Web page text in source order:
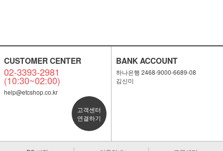
CUSTOMER CENTER
02-3393-2981
(10:30~02:00)
help@etcshop.co.kr
고객센터
연결하기
BANK ACCOUNT
하나은행 2468-9000-6689-08
김신미